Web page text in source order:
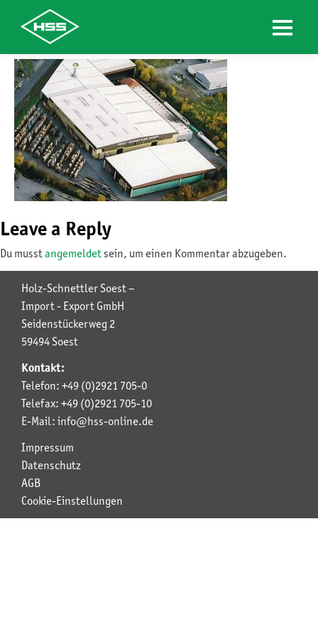
Skip
content
Leave a Reply
Du musstangemeldetsein, um einen Kommentar abzugeben.
Holz-Schnettler Soest –
Import - Export GmbH
Seidenstückerweg 2
59494 Soest
Kontakt:
Telefon: +49 (0)2921 705-0
Telefax: +49 (0)2921 705-10
E-Mail: info@hss-online.de
Impressum
Datenschutz
AGB
Cookie-Einstellungen